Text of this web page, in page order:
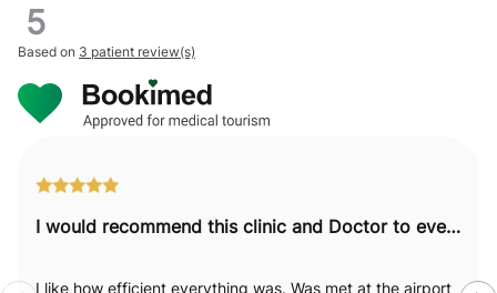
5
Based on 3 patient review(s)
I would recommend this clinic and Doctor to everyone.
I like how efficient everything was. Was met at the airport